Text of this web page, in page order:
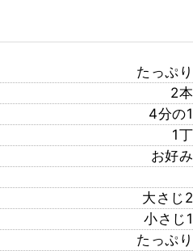
たっぷり
2本
4分の1
1丁
お好み
大さじ2
小さじ1
たっぷり